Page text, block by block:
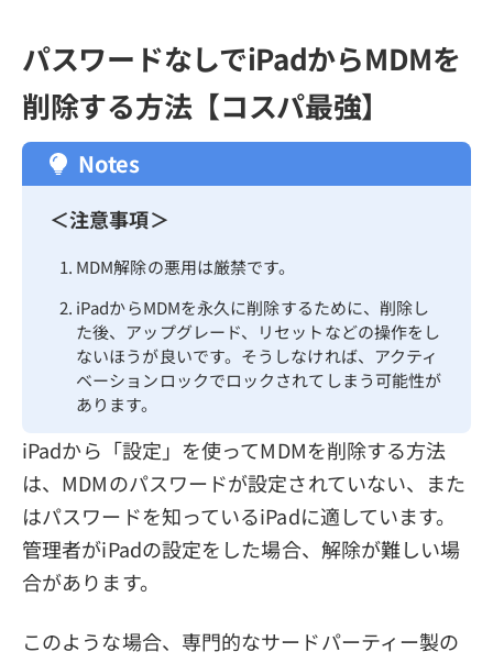
パスワードなしでiPadからMDMを
削除する方法【コスパ最強】
Notes
＜注意事項＞
MDM解除の悪用は厳禁です。
iPadからMDMを永久に削除するために、削除し
た後、アップグレード、リセットなどの操作をし
ないほうが良いです。そうしなければ、アクティ
ベーションロックでロックされてしまう可能性が
あります。
iPadから「設定」を使ってMDMを削除する方法
は、MDMのパスワードが設定されていない、また
はパスワードを知っているiPadに適しています。
管理者がiPadの設定をした場合、解除が難しい場
合があります。
このような場合、専門的なサードパーティー製の